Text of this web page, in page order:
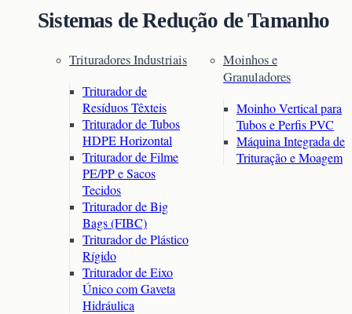
Sistemas de Redução de Tamanho
Trituradores Industriais
Triturador de
Resíduos Têxteis
Triturador de Tubos
HDPE Horizontal
Triturador de Filme
PE/PP e Sacos
Tecidos
Triturador de Big
Bags (FIBC)
Triturador de Plástico
Rígido
Triturador de Eixo
Único com Gaveta
Hidráulica
Moinhos e
Granuladores
Moinho Vertical para
Tubos e Perfis PVC
Máquina Integrada de
Trituração e Moagem